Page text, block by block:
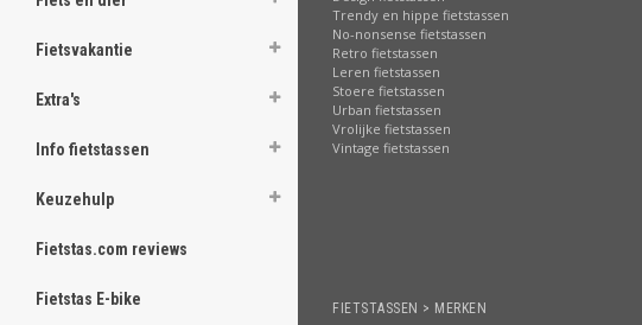
Fietsvakantie
Extra's
Info fietstassen
Keuzehulp
Fietstas.com reviews
Fietstas E-bike
Trendy en hippe fietstassen
No-nonsense fietstassen
Retro fietstassen
Leren fietstassen
Stoere fietstassen
Urban fietstassen
Vrolijke fietstassen
Vintage fietstassen
FIETSTASSEN > MERKEN